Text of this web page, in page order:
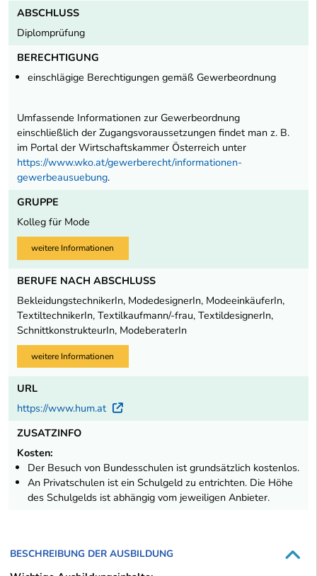
ABSCHLUSS
Diplomprüfung
BERECHTIGUNG
einschlägige Berechtigungen gemäß Gewerbeordnung
Umfassende Informationen zur Gewerbeordnung
einschließlich der Zugangsvoraussetzungen findet man z. B.
im Portal der Wirtschaftskammer Österreich unter
https://www.wko.at/gewerberecht/informationen-
gewerbeausuebung.
GRUPPE
Kolleg für Mode
weitere Informationen
BERUFE NACH ABSCHLUSS
BekleidungstechnikerIn, ModedesignerIn, ModeeinkäuferIn,
TextiltechnikerIn, Textilkaufmann/-frau, TextildesignerIn,
SchnittkonstrukteurIn, ModeberaterIn
weitere Informationen
URL
https://www.hum.at
Externer Link
ZUSATZINFO
Kosten:
Der Besuch von Bundesschulen ist grundsätzlich kostenlos.
An Privatschulen ist ein Schulgeld zu entrichten. Die Höhe
des Schulgelds ist abhängig vom jeweiligen Anbieter.
BESCHREIBUNG DER AUSBILDUNG